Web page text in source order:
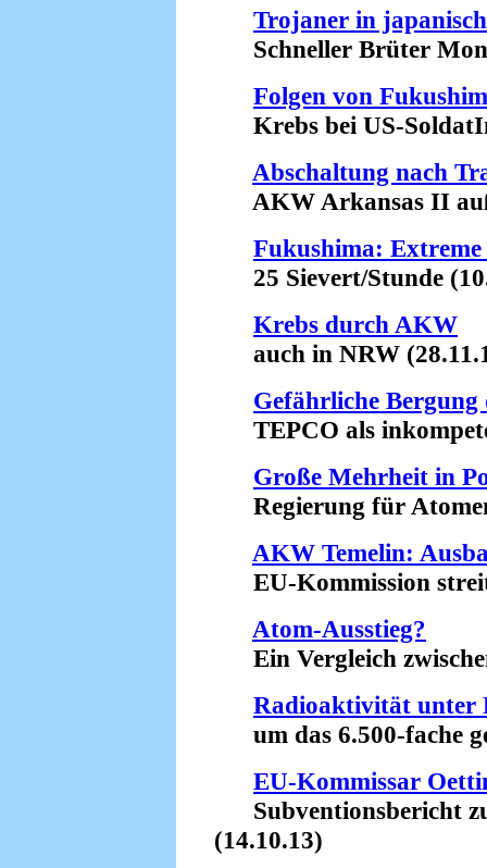
Trojaner in
Schneller Brüter
Folgen von
Krebs bei US-
Abschaltung nach
AKW Arkansas II
Fukushima:
25 Sievert/Stunde
Krebs durch AKW
auch in NRW
Gefährliche Bergung
TEPCO als
Große Mehrheit in
Regierung für
AKW Temelin:
EU-Kommission
Atom-Ausstieg?
Ein Vergleich
Radioaktivität unter
um das 6.500-fache
EU-Kommissar
Subventionsbericht
(14.10.13)